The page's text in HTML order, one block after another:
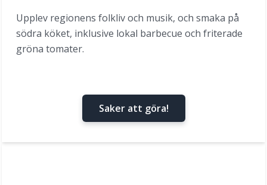
Upplev regionens folkliv och musik, och smaka på
södra köket, inklusive lokal barbecue och friterade
gröna tomater.
Saker att göra!